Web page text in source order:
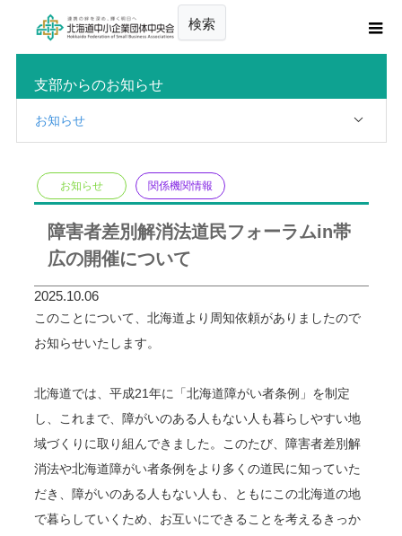
検索
支部からのお知らせ
お知らせ
お知らせ 関係機関情報
障害者差別解消法道民フォーラムin帯
広の開催について
2025.10.06
このことについて、北海道より周知依頼がありましたので
お知らせいたします。
北海道では、平成21年に「北海道障がい者条例」を制定
し、これまで、障がいのある人もない人も暮らしやすい地
域づくりに取り組んできました。このたび、障害者差別解
消法や北海道障がい者条例をより多くの道民に知っていた
だき、障がいのある人もない人も、ともにこの北海道の地
で暮らしていくため、お互いにできることを考えるきっか